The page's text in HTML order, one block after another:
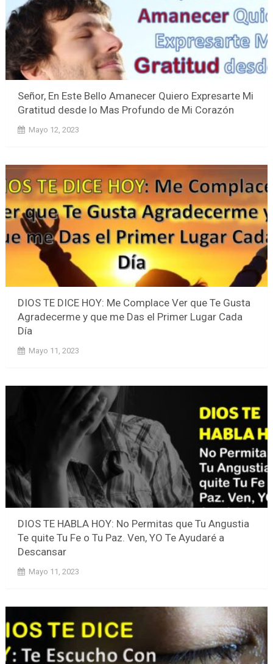
Señor, En Este Bello Amanecer Quiero Expresarte Mi
Gratitud desde lo Mas Profundo de Mi Corazón
Mayo 12, 2023
DIOS TE DICE HOY: Me Complace Ver que Te Gusta
Agradecerme y que me Das el Primer Lugar Cada
Día
Mayo 11, 2023
DIOS TE HABLA HOY: No Permitas que Tu Angustia
Te quite Tu Fe o Tu Paz. Ven, YO Te Ayudaré a
Descansar
Mayo 11, 2023